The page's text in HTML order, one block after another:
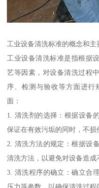
工业设备清洗标准的概念和主
工业设备清洗标准是指根据
艺等因素，对设备清洗过程
序、检测与验收等方面进
面：
1. 清洗剂的选择：根据设备
保证在有效污垢的同时，不损
2. 清洗方法的规定：根据设
清洗方法，以避免对设备造成
3. 清洗程序的确立：确立合